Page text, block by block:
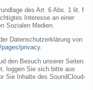
des Art. 6 Abs. 1 lit. f
Interesse an einer
Sozialen Medien.
Datenschutzerklärung von
privacy.
den Besuch unserer Seiten
loggen Sie sich bitte aus
Sie Inhalte des SoundCloud-